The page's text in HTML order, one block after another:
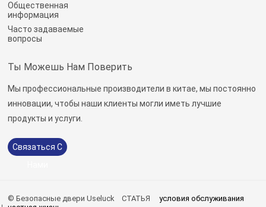
Общественная
информация
Часто задаваемые
вопросы
Ты Можешь Нам Поверить
Мы профессиональные производители в китае, мы постоянно
инновации, чтобы наши клиенты могли иметь лучшие
продукты и услуги.
Связаться С
© Безопасные двери UseluckСТАТЬЯ
условия обслуживания